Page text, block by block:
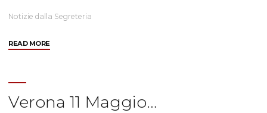
Notizie dalla Segreteria
READ MORE"Verbale
Verona 11 Maggio…